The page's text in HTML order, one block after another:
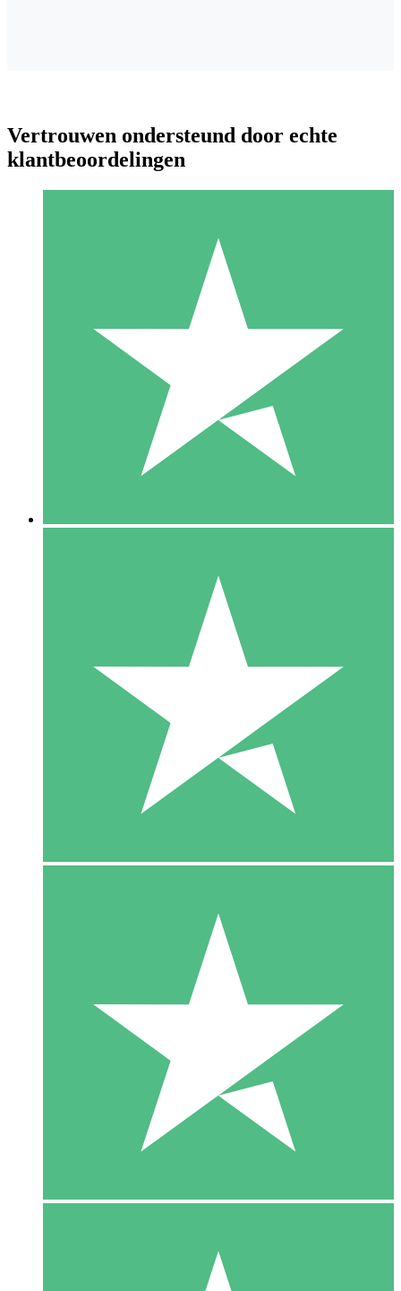
Individuele Creditpakketten
Betaal per gebruik met downloadtegoeden. Geen maandelijkse
1000
10 Downloaden
20 00
Vertrouwen ondersteund door echte
klantbeoordelingen